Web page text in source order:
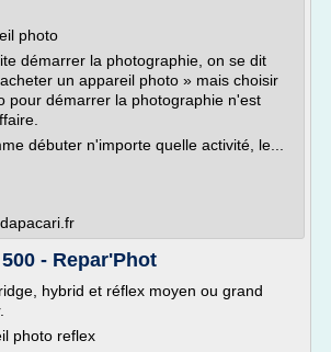
photo
démarrer la photographie, on se dit
un appareil photo » mais choisir
pour démarrer la photographie n'est
débuter n'importe quelle activité, le...
- Repar'Phot
hybrid et réflex moyen ou grand
photo reflex